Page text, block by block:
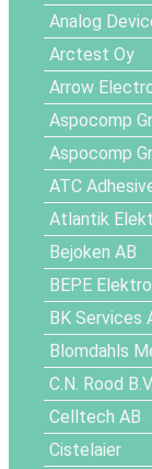
Analog
Arctest Oy
Arrow
Aspocomp
Aspocomp
ATC
Atlantik
Bejoken AB
BEPE
BK Services
Blomdahls
C.N. Rood B.V.
Celltech AB
Cistelaier